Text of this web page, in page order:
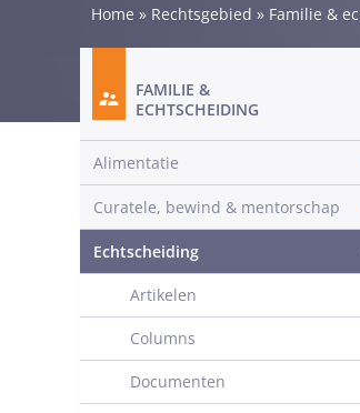
Home » Rechtsgebied » Familie &
FAMILIE &
ECHTSCHEIDING
Alimentatie
Curatele, bewind & mentorschap
Echtscheiding
Artikelen
Columns
Documenten